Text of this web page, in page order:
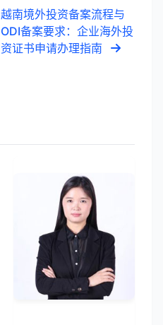
越南境外投资备案流程与
ODI备案要求：企业海外投
资证书申请办理指南